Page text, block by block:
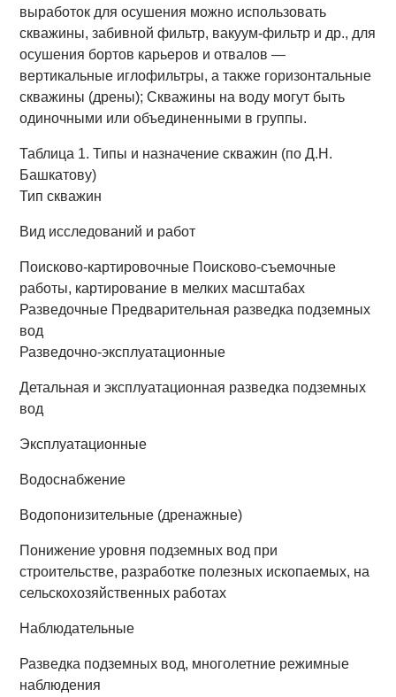
выработок для осушения можно использовать
скважины, забивной фильтр, вакуум-фильтр и др., для
осушения бортов карьеров и отвалов —
вертикальные иглофильтры, а также горизонтальные
скважины (дрены); Скважины на воду могут быть
одиночными или объединенными в группы.
Таблица 1. Типы и назначение скважин (по Д.Н.
Башкатову)
Тип скважин
Вид исследований и работ
Поисково-картировочные Поисково-съемочные
работы, картирование в мелких масштабах
Разведочные Предварительная разведка подземных
вод
Разведочно-эксплуатационные
Детальная и эксплуатационная разведка подземных
вод
Эксплуатационные
Водоснабжение
Водопонизительные (дренажные)
Понижение уровня подземных вод при
строительстве, разработке полезных ископаемых, на
сельскохозяйственных работах
Наблюдательные
Разведка подземных вод, многолетние режимные
наблюдения